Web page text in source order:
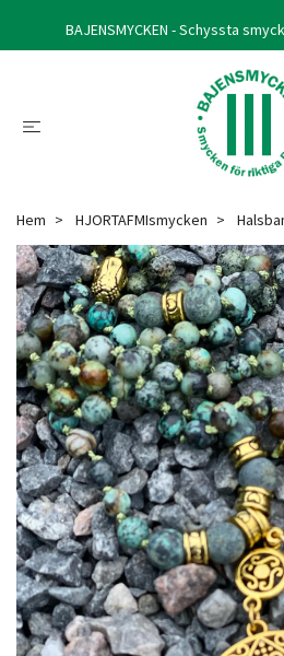
BAJENSMYCKEN - Schyssta
Hem HJORTAFMIsmycken